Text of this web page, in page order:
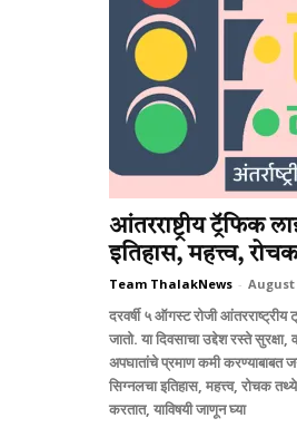
आंतरराष्ट्रीय ट्रॅफिक
इतिहास, महत्त्व,
Team ThalakNews - August
दरवर्षी ५ ऑगस्ट रोजी
जातो. या दिवसाचा उद्देश रस्ते
अपघातांचे प्रमाण कमी
सिग्नलचा इतिहास, महत्त्व, रोचक
करतात, याविषयी जाणून घ्या